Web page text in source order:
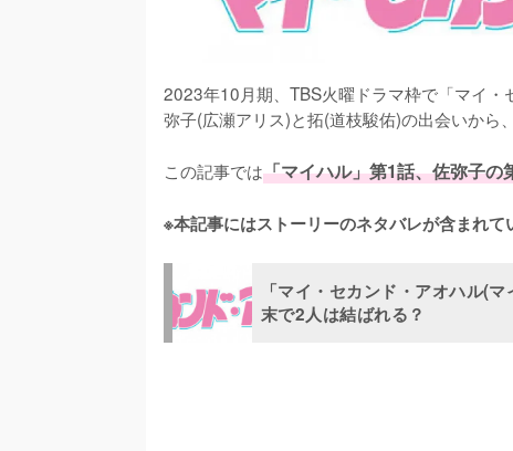
2023年10月期、TBS火曜ドラマ枠で「マイ
弥子(広瀬アリス)と拓(道枝駿佑)の出会いから
この記事では「マイハル」第1話、佐弥子
※本記事にはストーリーのネタバレが含まれて
「マイ・セカンド・アオハル(
末で2人は結ばれる？